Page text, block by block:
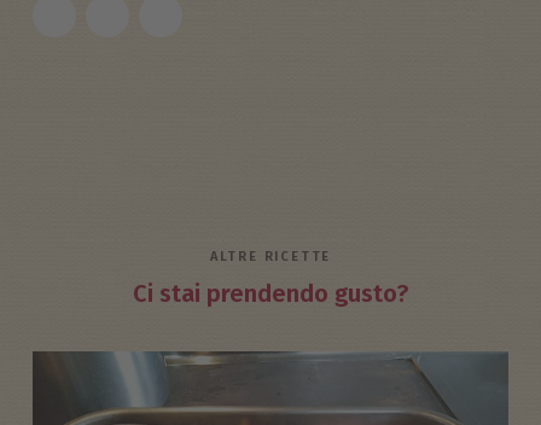
ALTRE RICETTE
Ci stai prendendo gusto?